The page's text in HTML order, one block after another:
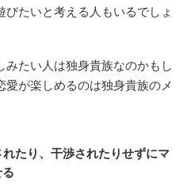
たいと考える人もいるでしょ
たい人は独身貴族なのかもし
が楽しめるのは独身貴族のメ
たり、干渉されたりせずにマ